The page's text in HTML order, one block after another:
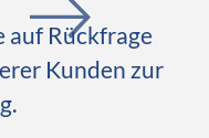
auf Rückfrage
Kunden zur